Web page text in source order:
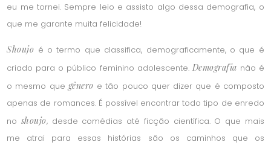
eu me tornei. Sempre leio e assisto algo dessa demografia, o
que me garante muita felicidade!
Shoujo é o termo que classifica, demograficamente, o que é
criado para o público feminino adolescente. Demografia não é
o mesmo que gênero e tão pouco quer dizer que é composto
apenas de romances. É possível encontrar todo tipo de enredo
no shoujo, desde comédias até ficção científica. O que mais
me atrai para essas histórias são os caminhos que os